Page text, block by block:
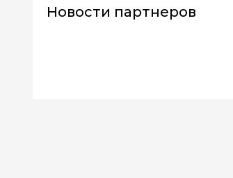
Новости партнеров